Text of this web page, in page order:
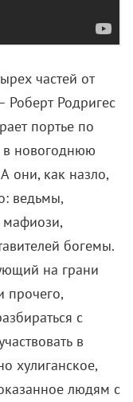
частей от
Роберт Родригес
портье по
в новогоднюю
они, как назло,
ведьмы,
мафиози,
богемы.
на грани
прочего,
с
в
хулиганское,
людям с